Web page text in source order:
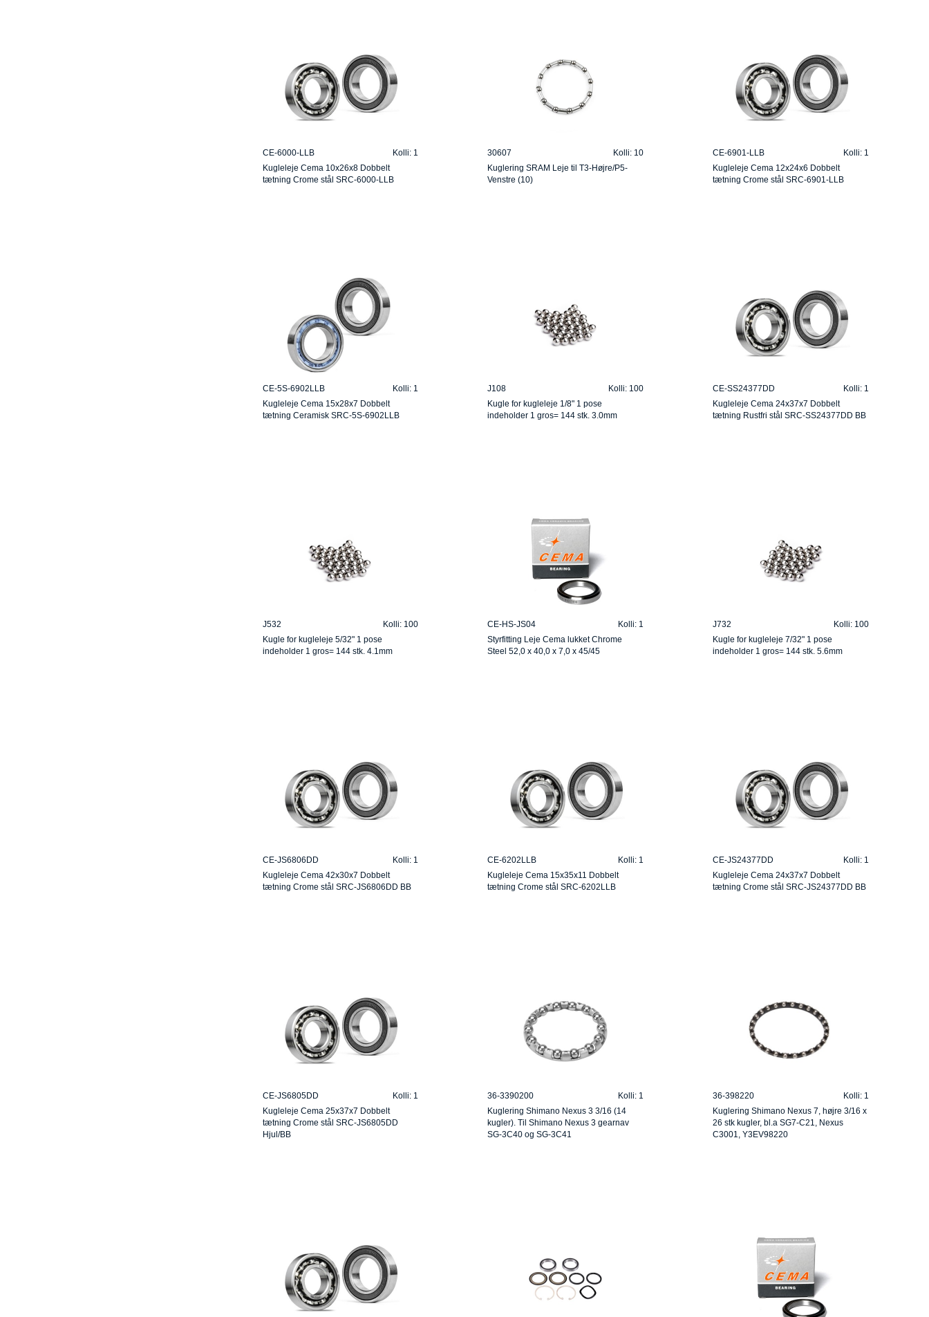
CE-6000-LLB
Kolli: 1
Kugleleje Cema 10x26x8 Dobbelt
tætning Crome stål SRC-6000-LLB
30607
Kolli: 10
Kuglering SRAM Leje til T3-Højre/P5-
Venstre (10)
CE-6901-LLB
Kolli: 1
Kugleleje Cema 12x24x6 Dobbelt
tætning Crome stål SRC-6901-LLB
CE-5S-6902LLB
Kolli: 1
Kugleleje Cema 15x28x7 Dobbelt
tætning Ceramisk SRC-5S-6902LLB
J108
Kolli: 100
Kugle for kugleleje 1/8" 1 pose
indeholder 1 gros= 144 stk. 3.0mm
CE-SS24377DD
Kolli: 1
Kugleleje Cema 24x37x7 Dobbelt
tætning Rustfri stål SRC-SS24377DD BB
J532
Kolli: 100
Kugle for kugleleje 5/32" 1 pose
indeholder 1 gros= 144 stk. 4.1mm
CE-HS-JS04
Kolli: 1
Styrfitting Leje Cema lukket Chrome
Steel 52,0 x 40,0 x 7,0 x 45/45
J732
Kolli: 100
Kugle for kugleleje 7/32" 1 pose
indeholder 1 gros= 144 stk. 5.6mm
CE-JS6806DD
Kolli: 1
Kugleleje Cema 42x30x7 Dobbelt
tætning Crome stål SRC-JS6806DD BB
CE-6202LLB
Kolli: 1
Kugleleje Cema 15x35x11 Dobbelt
tætning Crome stål SRC-6202LLB
CE-JS24377DD
Kolli: 1
Kugleleje Cema 24x37x7 Dobbelt
tætning Crome stål SRC-JS24377DD BB
CE-JS6805DD
Kolli: 1
Kugleleje Cema 25x37x7 Dobbelt
tætning Crome stål SRC-JS6805DD
Hjul/BB
36-3390200
Kolli: 1
Kuglering Shimano Nexus 3 3/16 (14
kugler). Til Shimano Nexus 3 gearnav
SG-3C40 og SG-3C41
36-398220
Kolli: 1
Kuglering Shimano Nexus 7, højre 3/16 x
26 stk kugler, bl.a SG7-C21, Nexus
C3001, Y3EV98220